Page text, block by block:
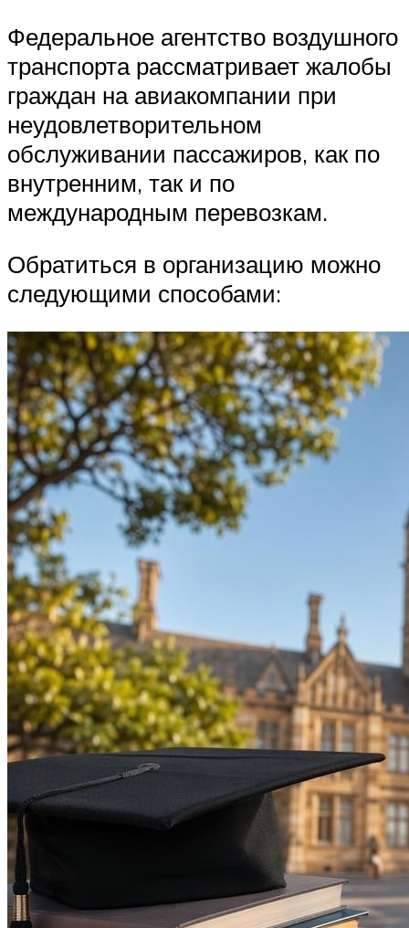
Федеральное агентство воздушного
транспорта рассматривает жалобы
граждан на авиакомпании при
неудовлетворительном
обслуживании пассажиров, как по
внутренним, так и по
международным перевозкам.
Обратиться в организацию можно
следующими способами: